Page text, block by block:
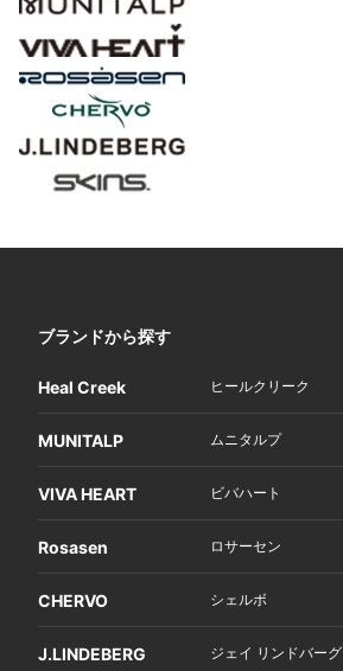
ブランドから探す
Heal Creek ヒールクリーク
MUNITALP ムニタルプ
VIVA HEART ビバハート
Rosasen ロサーセン
CHERVO シェルボ
J.LINDEBERG ジェイ リンドバーグ